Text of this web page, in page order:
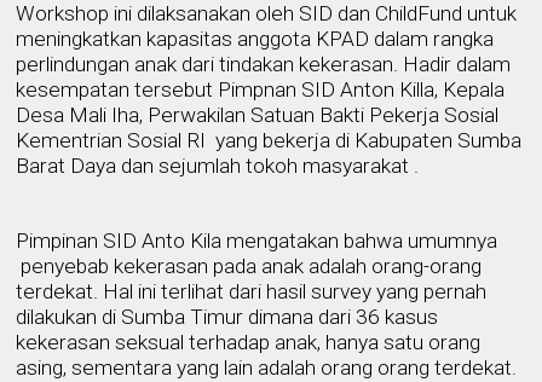
Workshop ini dilaksanakan oleh SID dan ChildFund untuk
meningkatkan kapasitas anggota KPAD dalam rangka
perlindungan anak dari tindakan kekerasan. Hadir dalam
kesempatan tersebut Pimpnan SID Anton Killa, Kepala
Desa Mali Iha, Perwakilan Satuan Bakti Pekerja Sosial
Kementrian Sosial RI yang bekerja di Kabupaten Sumba
Barat Daya dan sejumlah tokoh masyarakat .
Pimpinan SID Anto Kila mengatakan bahwa umumnya
penyebab kekerasan pada anak adalah orang-orang
terdekat. Hal ini terlihat dari hasil survey yang pernah
dilakukan di Sumba Timur dimana dari 36 kasus
kekerasanseksualterhadap anak, hanya satu orang
asing, sementara yang lain adalah orang orang terdekat.